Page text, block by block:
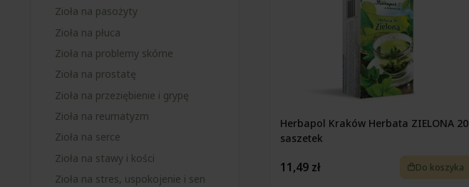
Zioła na pasożyty
Zioła na płuca
Zioła na problemy skórne
Zioła na prostatę
Zioła na przeziębienie i grypę
Zioła na reumatyzm
Zioła na serce
Zioła na stawy i kości
Zioła na stres, uspokojenie i sen
Herbapol Kraków Herbata ZIELONA 20
saszetek
11,49 zł Do koszyka